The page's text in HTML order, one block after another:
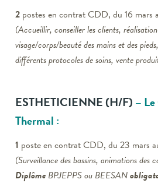
2 postes en contrat CDD, du 16 mars
(Accueillir, conseiller les clients,
visage/corps/beauté des mains et des
différents protocoles de soins, vente
ESTHETICIENNE(H/F) –
Thermal :
1 poste en contrat CDD, du 23 mars
(Surveillance des bassins, animations des
Diplôme BPJEPPS ou BEESAN